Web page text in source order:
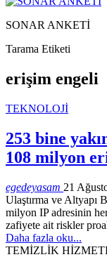
SONAR ANKETİ
Tarama Etiketi
erişim engeli
TEKNOLOJİ
253 bine
108 milyon
egedeyasam 21
Ulaştırma ve Altyapı
milyon IP adresinin
zafiyete ait riskler
Daha fazla oku...
TEMİZLİK